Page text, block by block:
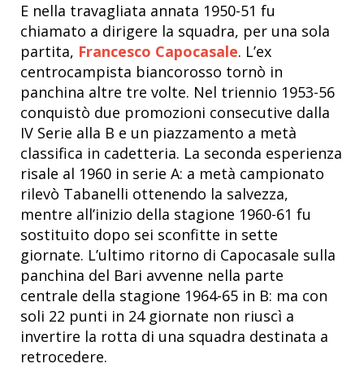
E nella travagliata annata 1950-51 fu
chiamato a dirigere la squadra, per una sola
partita, Francesco Capocasale. L’ex
centrocampista biancorosso tornò in
panchina altre tre volte. Nel triennio 1953-56
conquistò due promozioni consecutive dalla
IV Serie alla B e un piazzamento a metà
classifica in cadetteria. La seconda esperienza
risale al 1960 in serie A: a metà campionato
rilevò Tabanelli ottenendo la salvezza,
mentre all’inizio della stagione 1960-61 fu
sostituito dopo sei sconfitte in sette
giornate. L’ultimo ritorno di Capocasale sulla
panchina del Bari avvenne nella parte
centrale della stagione 1964-65 in B: ma con
soli 22 punti in 24 giornate non riuscì a
invertire la rotta di una squadra destinata a
retrocedere.